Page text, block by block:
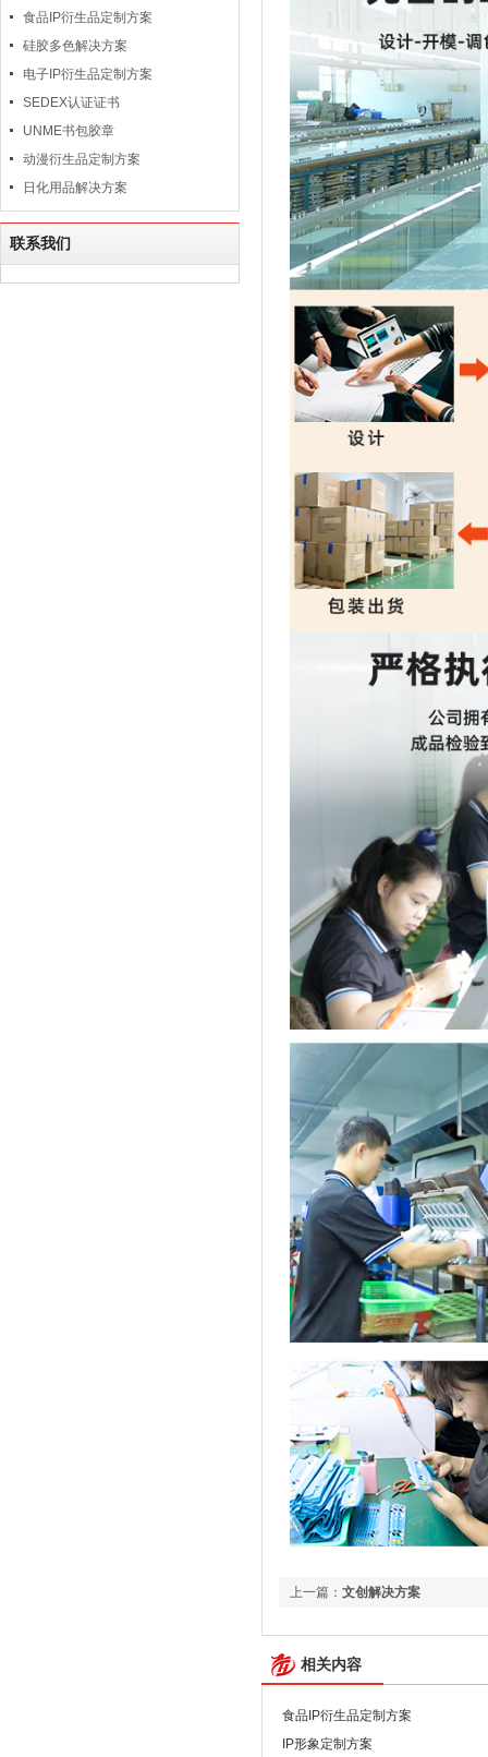
食品IP衍生品定制方案
硅胶多色解决方案
电子IP衍生品定制方案
SEDEX认证证书
UNME书包胶章
动漫衍生品定制方案
日化用品解决方案
联系我们
上一篇： 文创解决方案
相关内容
食品IP衍生品定制方案
IP形象定制方案